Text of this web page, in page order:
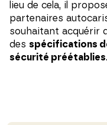
lieu de cela, il
partenaires
souhaitant acquérir
des spécifications
sécurité